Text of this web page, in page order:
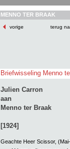
MENNO TER BRAAK
vorige terug
Briefwisseling Menno
Julien Carron
aan
Menno ter Braak
[1924]
Geachte Heer Scissor,